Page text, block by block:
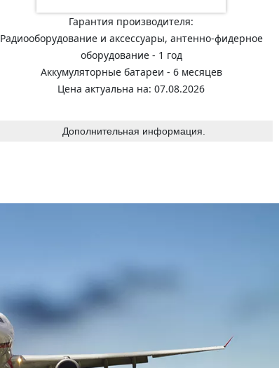
Гарантия производителя:
Радиооборудование и аксессуары, антенно-фидерное
оборудование - 1 год
Аккумуляторные батареи - 6 месяцев
Цена актуальна на: 07.08.2026
Дополнительная информация.